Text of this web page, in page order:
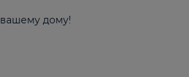
дому!